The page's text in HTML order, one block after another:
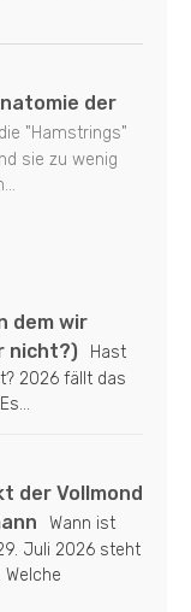
der
"Hamstrings"
sie zu wenig
dem wir
nicht?)
Hast
2026 fällt das
der Vollmond
Wann ist
Juli 2026 steht